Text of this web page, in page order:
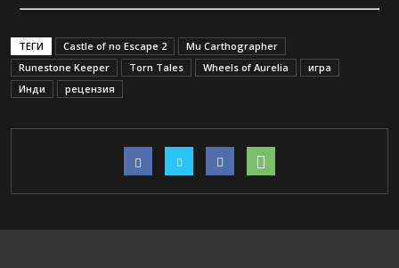
ТЕГИ Castle of no Escape 2
Mu Carthographer
Runestone Keeper
Torn Tales Wheels of Aurelia
игра
Инди
рецензия